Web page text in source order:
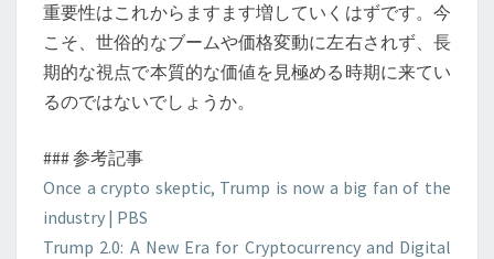
重要性はこれからますます増していくはずです。今
こそ、世俗的なブームや価格変動に左右されず、長
期的な視点で本質的な価値を見極める時期に来てい
るのではないでしょうか。
### 参考記事
Once a crypto skeptic, Trump is now a big fan of the
industry | PBS
Trump 2.0: A New Era for Cryptocurrency and Digital